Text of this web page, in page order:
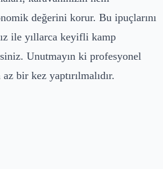
değerini korur. Bu ipuçlarını
ile yıllarca keyifli kamp
Unutmayın ki profesyonel
bir kez yaptırılmalıdır.